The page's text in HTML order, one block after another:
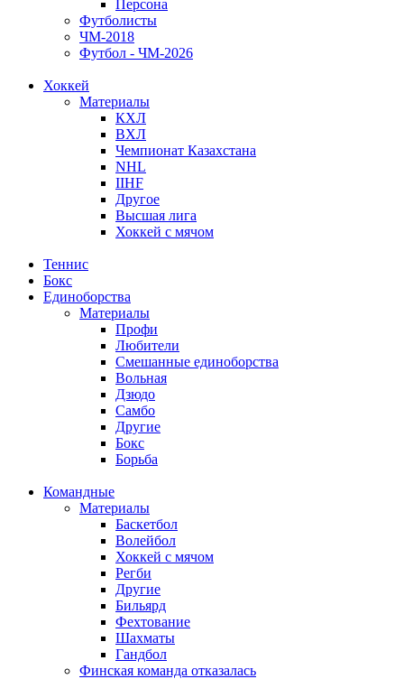
Персона
Футболисты
ЧМ-2018
Футбол - ЧМ-2026
Хоккей
Материалы
КХЛ
ВХЛ
Чемпионат Казахстана
NHL
IIHF
Другое
Высшая лига
Хоккей с мячом
Теннис
Бокс
Единоборства
Материалы
Профи
Любители
Смешанные единоборства
Вольная
Дзюдо
Самбо
Другие
Бокс
Борьба
Командные
Материалы
Баскетбол
Волейбол
Хоккей с мячом
Регби
Другие
Бильярд
Фехтование
Шахматы
Гандбол
Финская команда отказалась